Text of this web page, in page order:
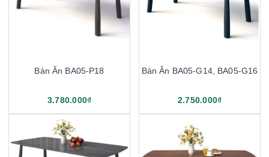
Bàn Ăn BA05-P18
3.780.000₫
Bàn Ăn BA05-G14, BA05-G16
2.750.000₫